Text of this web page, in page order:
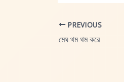
PREVIOUS
মেঘ থম থম করে